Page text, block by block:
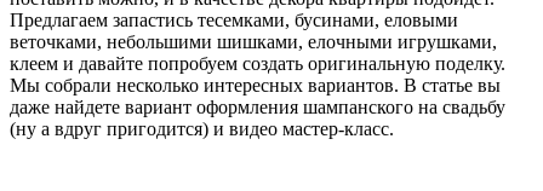
Предлагаем запастись тесемками, бусинами, еловыми
веточками, небольшими шишками, елочными игрушками,
клеем и давайте попробуем создать оригинальную поделку.
Мы собрали несколько интересных вариантов. В статье вы
даже найдете вариант оформления шампанского на свадьбу
(ну а вдруг пригодится) и видео мастер-класс.